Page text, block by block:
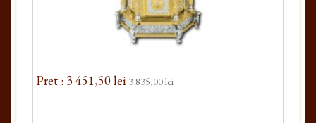
Pret : 3 451,50 lei3 835,00 lei